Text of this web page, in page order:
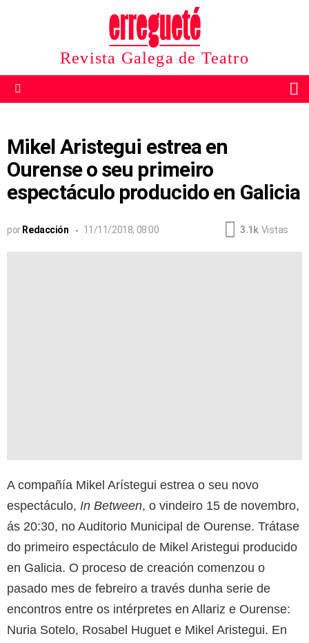
Revista Galega de Teatro
Mikel Aristegui estrea en
Ourense o seu primeiro
espectáculo producido en Galicia
por Redacción 11/11/2018, 08:00 3.1k Vistas
A compañía Mikel Arístegui estrea o seu novo
espectáculo, In Between, o vindeiro 15 de novembro,
ás 20:30, no Auditorio Municipal de Ourense. Trátase
do primeiro espectáculo de Mikel Aristegui producido
en Galicia. O proceso de creación comenzou o
pasado mes de febreiro a través dunha serie de
encontros entre os intérpretes en Allariz e Ourense:
Nuria Sotelo, Rosabel Huguet e Mikel Aristegui. En